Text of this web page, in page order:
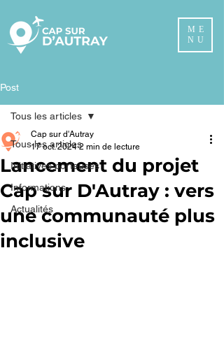
ME
NU
Post
Tous les articles
Initiatives porteuses
Informations
Actualités
Tous les articles
Lancement du projet
Cap sur D'Autray : vers
une communauté plus
inclusive
Cap sur d'Autray
17 oct. 2024 2 min de lecture